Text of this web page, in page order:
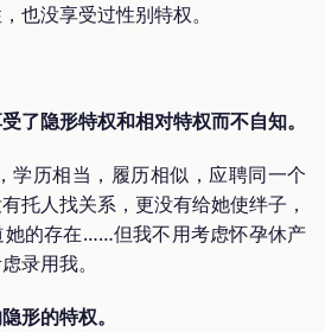
也没享受过性别特权。
了隐形特权和相对特权而不自知。
学历相当，履历相似，应聘同一个
托人找关系，更没有给她使绊子，
她的存在……但我不用考虑怀孕休产
录用我。
形的特权。